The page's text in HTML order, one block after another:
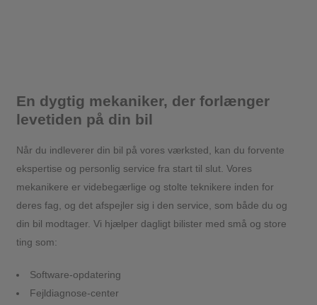
En dygtig mekaniker, der forlænger
levetiden på din bil
Når du indleverer din bil på vores værksted, kan du forvente
ekspertise og personlig service fra start til slut. Vores
mekanikere er videbegærlige og stolte teknikere inden for
deres fag, og det afspejler sig i den service, som både du og
din bil modtager. Vi hjælper dagligt bilister med små og store
ting som:
Software-opdatering
Fejldiagnose-center